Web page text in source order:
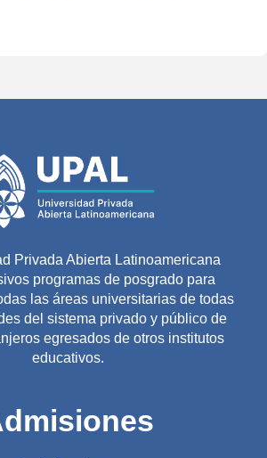
Privada Abierta Latinoamericana
programas de posgrado para
las áreas universitarias de todas
del sistema privado y público de
egresados de otros institutos
educativos.